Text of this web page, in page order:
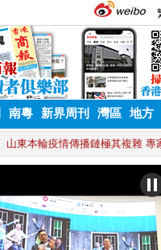
南粵 新界周刊 灣區 地方